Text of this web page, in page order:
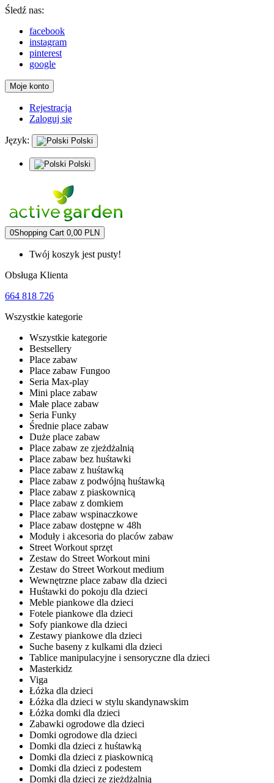
Śledź nas:
facebook
instagram
pinterest
google
Moje konto
Rejestracja
Zaloguj się
Język: Polski
Polski
0Shopping Cart 0,00 PLN
Twój koszyk jest pusty!
Obsługa Klienta
664 818 726
Wszystkie kategorie
Wszystkie kategorie
Bestsellery
Place zabaw
Place zabaw Fungoo
Seria Max-play
Mini place zabaw
Małe place zabaw
Seria Funky
Średnie place zabaw
Duże place zabaw
Place zabaw ze zjeżdżalnią
Place zabaw bez huśtawki
Place zabaw z huśtawką
Place zabaw z podwójną huśtawką
Place zabaw z piaskownicą
Place zabaw z domkiem
Place zabaw wspinaczkowe
Place zabaw dostępne w 48h
Moduły i akcesoria do placów zabaw
Street Workout sprzęt
Zestaw do Street Workout mini
Zestaw do Street Workout medium
Wewnętrzne place zabaw dla dzieci
Huśtawki do pokoju dla dzieci
Meble piankowe dla dzieci
Fotele piankowe dla dzieci
Sofy piankowe dla dzieci
Zestawy piankowe dla dzieci
Suche baseny z kulkami dla dzieci
Tablice manipulacyjne i sensoryczne dla dzieci
Masterkidz
Viga
Łóżka dla dzieci
Łóżka dla dzieci w stylu skandynawskim
Łóżka domki dla dzieci
Zabawki ogrodowe dla dzieci
Domki ogrodowe dla dzieci
Domki dla dzieci z huśtawką
Domki dla dzieci z piaskownicą
Domki dla dzieci z podestem
Domki dla dzieci ze zjeżdżalnią